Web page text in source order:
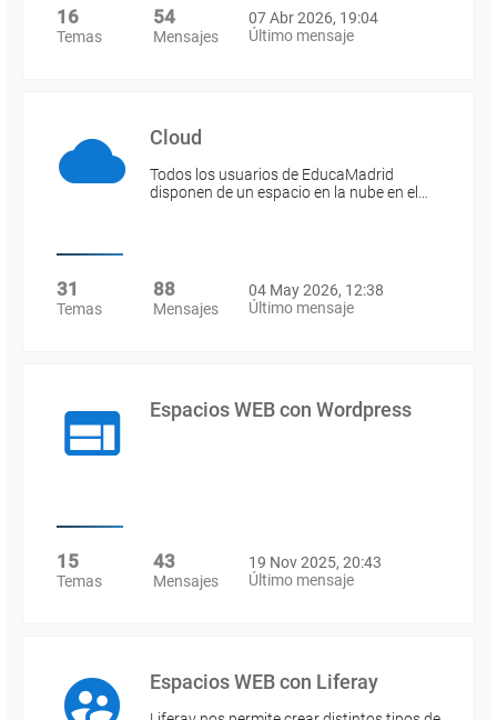
16
Temas
54
Mensajes
07 Abr 2026, 19:04
Último mensaje
Cloud
Todos los usuarios de EducaMadrid
disponen de un espacio en la nube en el…
31
Temas
88
Mensajes
04 May 2026, 12:38
Último mensaje
Espacios WEB con Wordpress
15
Temas
43
Mensajes
19 Nov 2025, 20:43
Último mensaje
Espacios WEB con Liferay